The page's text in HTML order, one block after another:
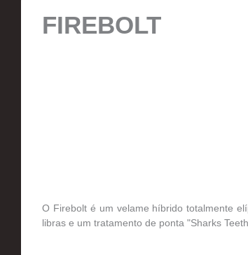
FIREBOLT
O Firebolt é um velame híbrido totalmente
libras e um tratamento de ponta "Sharks